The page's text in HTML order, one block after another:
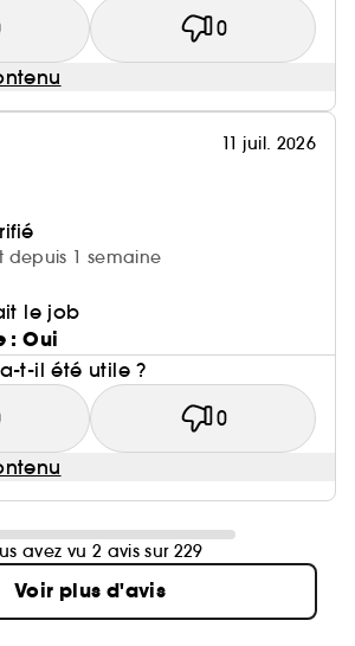
0
11 juil. 2026
depuis 1 semaine
le job
: Oui
t-il été utile ?
0
avez vu 2 avis sur 229
Voir plus d'avis